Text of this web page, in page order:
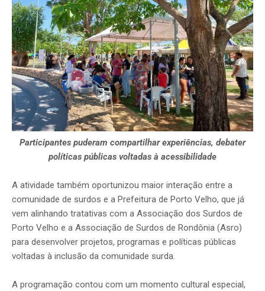
Participantes puderam compartilhar experiências, debater
políticas públicas voltadas à acessibilidade
A atividade também oportunizou maior interação entre a
comunidade de surdos e a Prefeitura de Porto Velho, que já
vem alinhando tratativas com a Associação dos Surdos de
Porto Velho e a Associação de Surdos de Rondônia (Asro)
para desenvolver projetos, programas e políticas públicas
voltadas à inclusão da comunidade surda.
A programação contou com um momento cultural especial,